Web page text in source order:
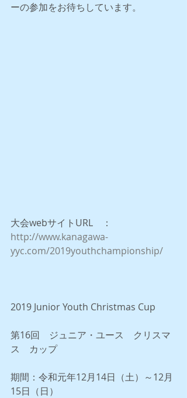
ーの参加をお待ちしています。
大会webサイトURL　：
http://www.kanagawa-
yyc.com/2019youthchampionship/
2019 Junior Youth Christmas Cup
第16回　ジュニア・ユース　クリスマ
ス　カップ
期間：令和元年12月14日（土）～12月
15日（日）